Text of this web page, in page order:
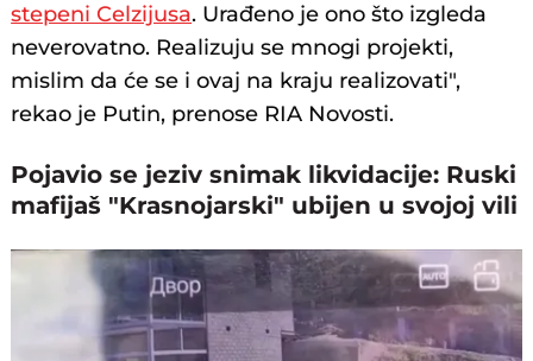
stepeni Celzijusa. Urađeno je ono što izgleda
neverovatno. Realizuju se mnogi projekti,
mislim da će se i ovaj na kraju realizovati",
rekao je Putin, prenose RIA Novosti.
Pojavio se jeziv snimak likvidacije: Ruski
mafijaš "Krasnojarski" ubijen u svojoj vili